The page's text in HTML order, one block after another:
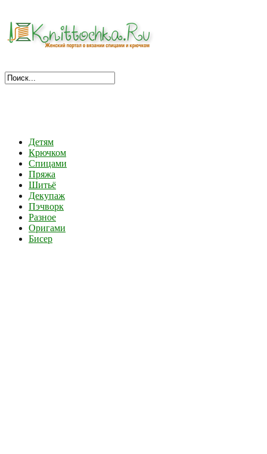
Детям
Крючком
Спицами
Пряжа
Шитьё
Декупаж
Пэчворк
Разное
Оригами
Бисер